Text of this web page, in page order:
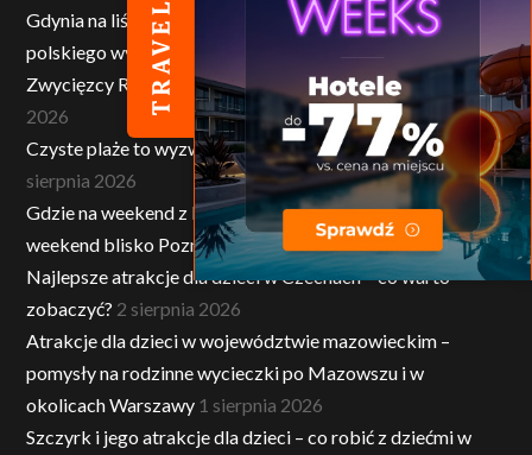
Gdynia na liście UNESCO. Modernistyczna perła
polskiego wybrzeża doceniona przez świat5 sierpnia 2026
Zwycięzcy Rankingu Polskich Plaż nagrodzeni4 sierpnia
2026
Czyste plaże to wyzwanie. Wywiad z Burmistrzem Ustki4
sierpnia 2026
Gdzie na weekend z Poznania? Najlepsze miejsca na
weekend blisko Poznania! 3 sierpnia 2026
Najlepsze atrakcje dla dzieci w Czechach – co warto
zobaczyć? 2 sierpnia 2026
Atrakcje dla dzieci w województwie mazowieckim –
pomysły na rodzinne wycieczki po Mazowszu i w
okolicach Warszawy 1 sierpnia 2026
Szczyrk i jego atrakcje dla dzieci – co robić z dziećmi w